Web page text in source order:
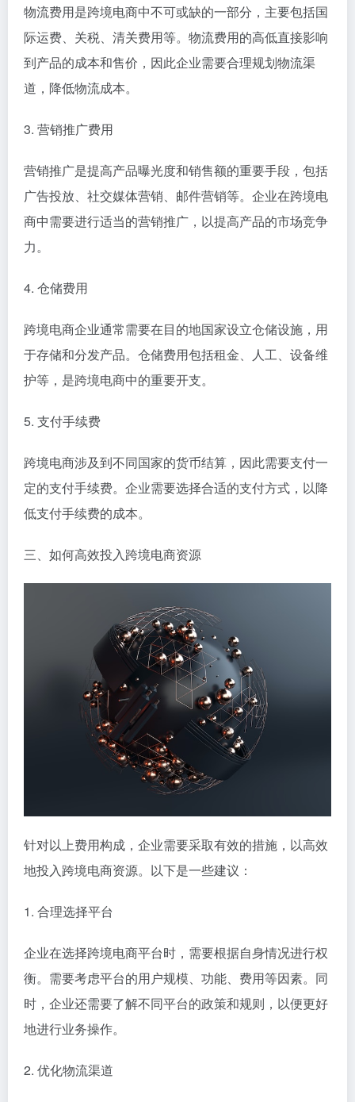
物流费用是跨境电商中不可或缺的一部分，主要包括国
际运费、关税、清关费用等。物流费用的高低直接影响
到产品的成本和售价，因此企业需要合理规划物流渠
道，降低物流成本。
3. 营销推广费用
营销推广是提高产品曝光度和销售额的重要手段，包括
广告投放、社交媒体营销、邮件营销等。企业在跨境电
商中需要进行适当的营销推广，以提高产品的市场竞争
力。
4. 仓储费用
跨境电商企业通常需要在目的地国家设立仓储设施，用
于存储和分发产品。仓储费用包括租金、人工、设备维
护等，是跨境电商中的重要开支。
5. 支付手续费
跨境电商涉及到不同国家的货币结算，因此需要支付一
定的支付手续费。企业需要选择合适的支付方式，以降
低支付手续费的成本。
三、如何高效投入跨境电商资源
针对以上费用构成，企业需要采取有效的措施，以高效
地投入跨境电商资源。以下是一些建议：
1. 合理选择平台
企业在选择跨境电商平台时，需要根据自身情况进行权
衡。需要考虑平台的用户规模、功能、费用等因素。同
时，企业还需要了解不同平台的政策和规则，以便更好
地进行业务操作。
2. 优化物流渠道